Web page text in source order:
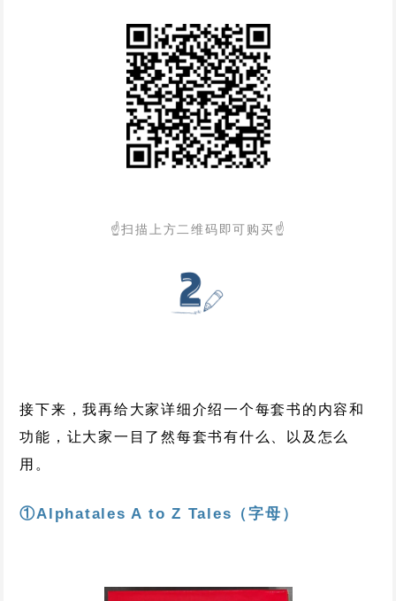
☝扫描上方二维码即可购买☝
接下来，我再给大家详细介绍一个每套书的内容和
功能，让大家一目了然每套书有什么、以及怎么
用。
①Alphatales A to Z Tales（字母）